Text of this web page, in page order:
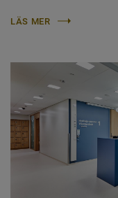
LÄS MER